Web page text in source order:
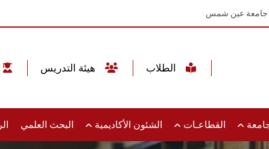
جامعة عين شمس
القطاعـات الشئون الأكاديمية البحث العلمي